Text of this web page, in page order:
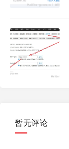
暂无评论